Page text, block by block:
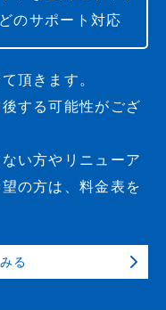
のサポート対応
頂きます。
する可能性がござ
い方やリニューア
の方は、料金表を
る